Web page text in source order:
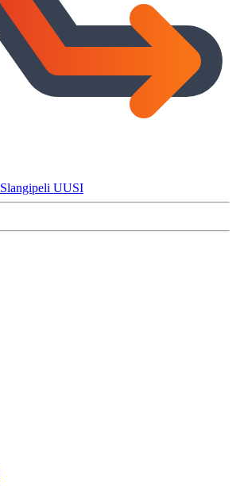
Slangipeli UUSI